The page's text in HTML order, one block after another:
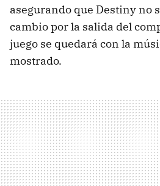
asegurando que Destiny no
cambio por la salida del
juego se quedará con la
mostrado.